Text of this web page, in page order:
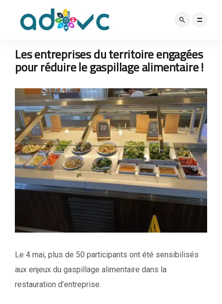
Les entreprises du territoire engagées
pour réduire le gaspillage alimentaire !
Le 4 mai, plus de 50 participants ont été sensibilisés
aux enjeux du gaspillage alimentaire dans la
restauration d’entreprise.